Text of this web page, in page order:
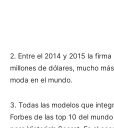
2. Entre el 2014 y 2015 la
millones de dólares, mucho
moda en el mundo.
3. Todas las modelos que
Forbes de las top 10 del